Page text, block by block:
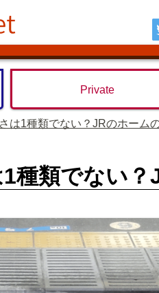
Private
は1種類でない？JRのホーム
種類でない